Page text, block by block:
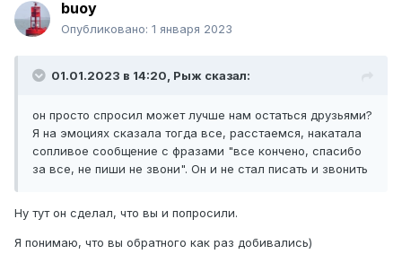
buoy
Опубликовано: 1 января 2023
01.01.2023 в 14:20, Рыж сказал:
он просто спросил может лучше нам остаться друзьями?
Я на эмоциях сказала тогда все, расстаемся, накатала
сопливое сообщение с фразами "все кончено, спасибо
за все, не пиши не звони". Он и не стал писать и звонить
Ну тут он сделал, что вы и попросили.
Я понимаю, что вы обратного как раз добивались)